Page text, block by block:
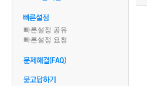
빠른설정 공유
빠른설정 요청